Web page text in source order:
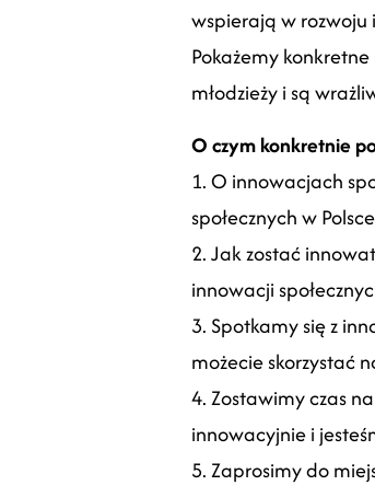
wspierają w rozwoju
Pokażemy
młodzieży i są
O czym konkretnie
1. O innowacjach
społecznych w
2. Jak zostać
innowacji
3. Spotkamy się z
możecie skorzystać
4. Zostawimy czas
innowacyjnie i
5. Zaprosimy do